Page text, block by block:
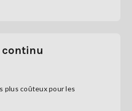
continu
plus coûteux pour les